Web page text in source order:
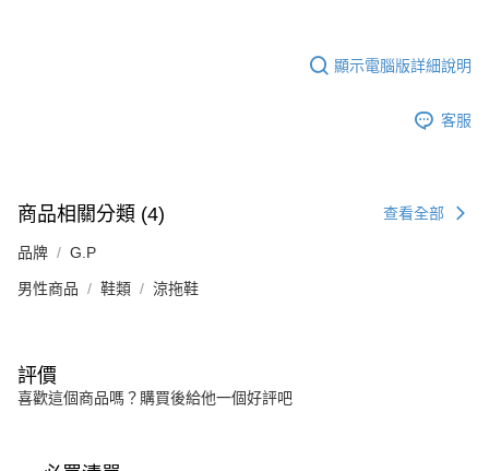
顯示電腦版詳細說明
客服
商品相關分類 (4) 查看全部
品牌 G.P
男性商品 鞋類 涼拖鞋
評價
喜歡這個商品嗎？購買後給他一個好評吧